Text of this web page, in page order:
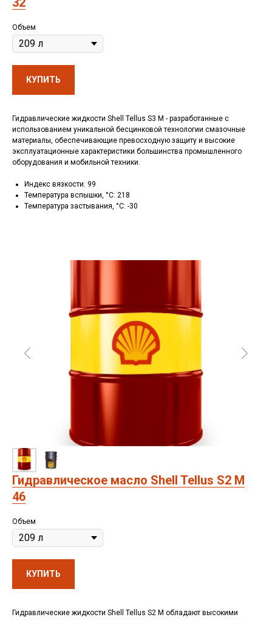
Объем
КУПИТЬ
Гидравлические жидкости Shell Tellus S3 M - разработанные с
использованием уникальной бесцинковой технологии смазочные
материалы, обеспечивающие превосходную защиту и высокие
эксплуатационные характеристики большинства промышленного
оборудования и мобильной техники.
Индекс вязкости: 99
Температура вспышки, °C: 218
Температура застывания, °C: -30
Гидравлическое масло Shell Tellus S2 M
46
Объем
КУПИТЬ
Гидравлические жидкости Shell Tellus S2 M обладают высокими